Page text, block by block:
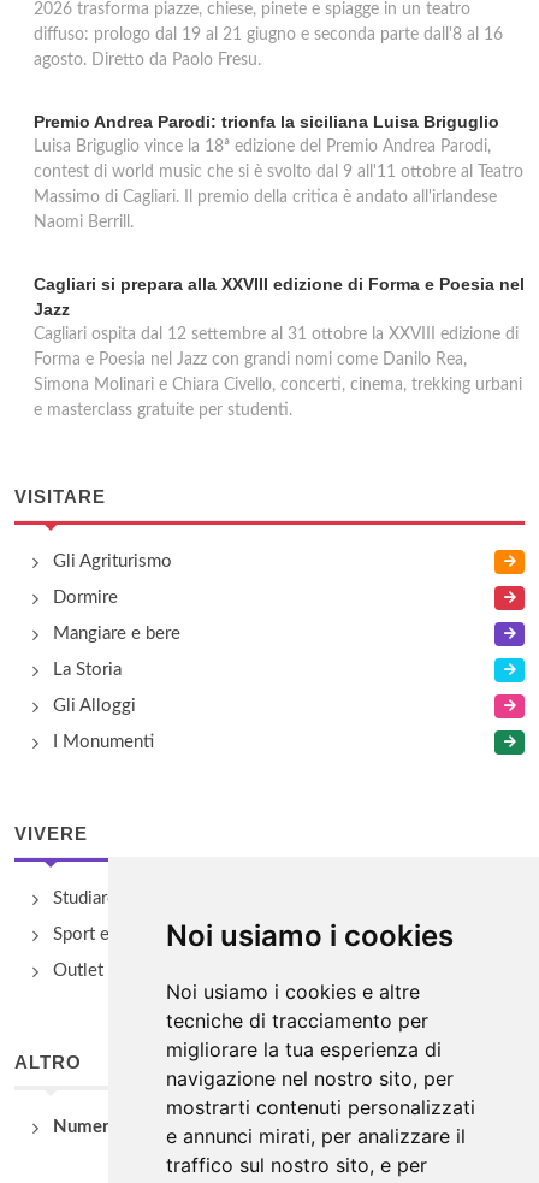
Noi usiamo i cookies
Noi usiamo i cookies e altre
tecniche di tracciamento per
migliorare la tua esperienza di
navigazione nel nostro sito, per
mostrarti contenuti personalizzati
e annunci mirati, per analizzare il
traffico sul nostro sito, e per
2026 trasforma piazze, chiese, pinete e spiagge in un teatro
diffuso: prologo dal 19 al 21 giugno e seconda parte dall'8 al 16
agosto. Diretto da Paolo Fresu.
Premio Andrea Parodi: trionfa la siciliana Luisa Briguglio
Luisa Briguglio vince la 18ª edizione del Premio Andrea Parodi,
contest di world music che si è svolto dal 9 all'11 ottobre al Teatro
Massimo di Cagliari. Il premio della critica è andato all'irlandese
Naomi Berrill.
Cagliari si prepara alla XXVIII edizione di Forma e Poesia nel
Jazz
Cagliari ospita dal 12 settembre al 31 ottobre la XXVIII edizione di
Forma e Poesia nel Jazz con grandi nomi come Danilo Rea,
Simona Molinari e Chiara Civello, concerti, cinema, trekking urbani
e masterclass gratuite per studenti.
VISITARE
Gli Agriturismo
Dormire
Mangiare e bere
La Storia
Gli Alloggi
I Monumenti
VIVERE
Studiare
Sport e Benessere
Outlet e spacci aziendali
ALTRO
Numeri Utili